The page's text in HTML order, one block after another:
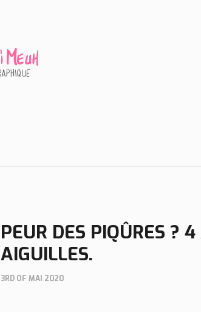
PEUR DES PIQÛRES ?
AIGUILLES.
3RD OF MAI 2020